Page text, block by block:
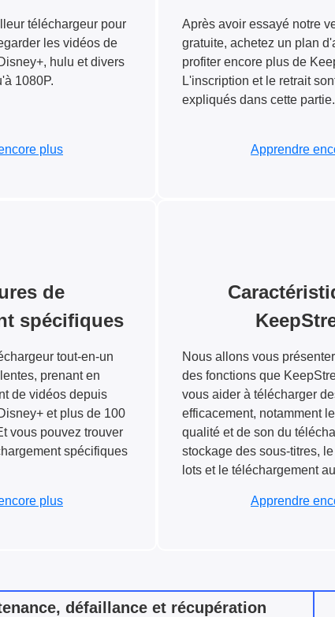
téléchargeur pour
les vidéos de
hulu et divers
1080P.
plus
Après avoir essayé notre
gratuite, achetez un plan
profiter encore plus de
L'inscription et le retrait
expliqués dans cette partie.
Apprendre
de
spécifiques
tout-en-un
prenant en
de vidéos depuis
et plus de 100
vous pouvez trouver
spécifiques
plus
Nous allons vous
des fonctions que
vous aider à télécharger
efficacement, notamment
qualité et de son du
stockage des sous-titres,
lots et le téléchargement
Apprendre
défaillance et récupération